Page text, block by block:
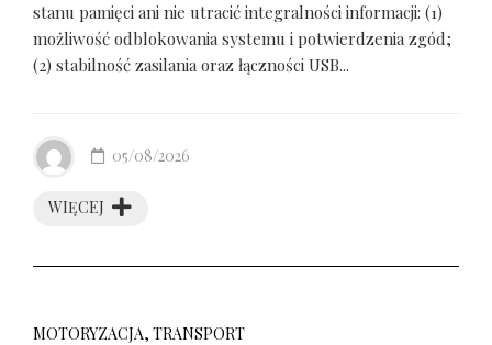
stanu pamięci ani nie utracić integralności informacji: (1)
możliwość odblokowania systemu i potwierdzenia zgód;
(2) stabilność zasilania oraz łączności USB...
WIĘCEJ
05/08/2026
MOTORYZACJA, TRANSPORT